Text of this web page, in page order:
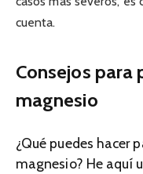
cuenta.
Consejos para
magnesio
¿Qué puedes hacer
magnesio? He aquí